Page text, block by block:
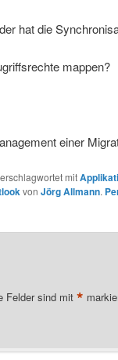
hat die
mappen?
einer
mit
von Jörg Allmann.
Felder sind mit *